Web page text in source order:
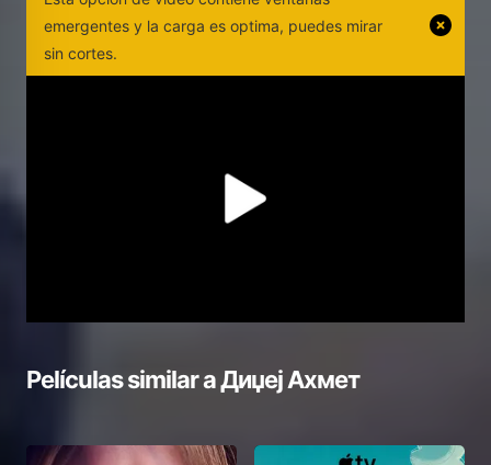
emergentes y la carga es optima, puedes mirar
sin cortes.
Películas similar aДиџеј Ахмет